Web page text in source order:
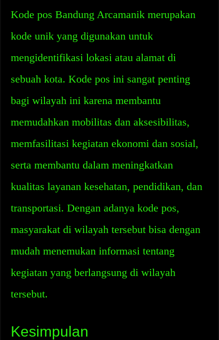
Kode pos Bandung Arcamanik merupakan
kode unik yang digunakan untuk
mengidentifikasi lokasi atau alamat di
sebuah kota. Kode pos ini sangat penting
bagi wilayah ini karena membantu
memudahkan mobilitas dan aksesibilitas,
memfasilitasi kegiatan ekonomi dan sosial,
serta membantu dalam meningkatkan
kualitas layanan kesehatan, pendidikan, dan
transportasi. Dengan adanya kode pos,
masyarakat di wilayah tersebut bisa dengan
mudah menemukan informasi tentang
kegiatan yang berlangsung di wilayah
tersebut.
Kesimpulan